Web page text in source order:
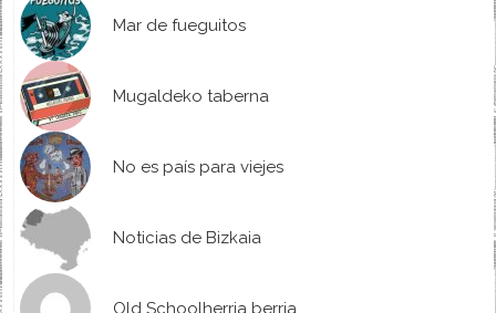
Mar de fueguitos
Mugaldeko taberna
No es país para viejes
Noticias de Bizkaia
Old Schoolherria berria